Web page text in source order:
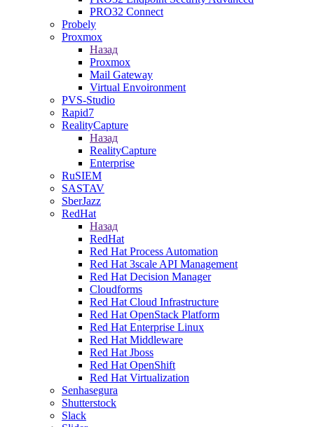
PRO32 Connect
Probely
Proxmox
Назад
Proxmox
Mail Gateway
Virtual Envoironment
PVS-Studio
Rapid7
RealityCapture
Назад
RealityCapture
Enterprise
RuSIEM
SASTAV
SberJazz
RedHat
Назад
RedHat
Red Hat Process Automation
Red Hat 3scale API Management
Red Hat Decision Manager
Cloudforms
Red Hat Cloud Infrastructure
Red Hat OpenStack Platform
Red Hat Enterprise Linux
Red Hat Middleware
Red Hat Jboss
Red Hat OpenShift
Red Hat Virtualization
Senhasegura
Shutterstock
Slack